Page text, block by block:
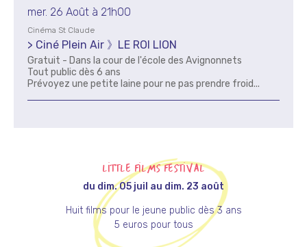
mer. 26 Août à 21h00
Cinéma St Claude
> Ciné Plein Air 》LE ROI LION
Gratuit - Dans la cour de l'école des Avignonnets
Tout public dès 6 ans
Prévoyez une petite laine pour ne pas prendre froid...
LITTLE FILMS FESTIVAL
du dim. 05 juil au dim. 23 août
Huit films pour le jeune public dès 3 ans
5 euros pour tous